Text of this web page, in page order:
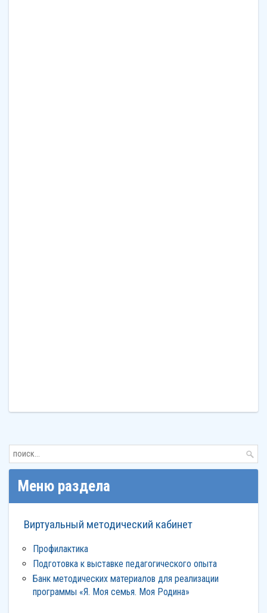
Меню раздела
Виртуальный методический кабинет
Профилактика
Подготовка к выставке педагогического опыта
Банк методических материалов для реализации
программы «Я. Моя семья. Моя Родина»